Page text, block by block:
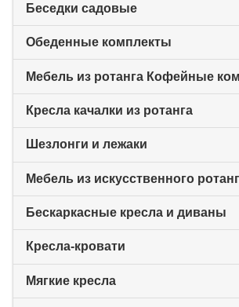
Беседки садовые
Обеденные комплекты
Мебель из ротанга Кофейные
Кресла качалки из ротанга
Шезлонги и лежаки
Мебель из искусственного
Бескаркасные кресла и диваны
Кресла-кровати
Мягкие кресла